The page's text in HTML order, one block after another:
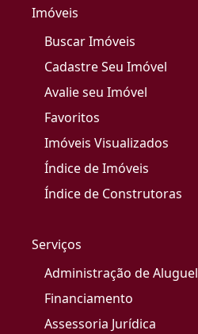
Imóveis
Buscar Imóveis
Cadastre Seu Imóvel
Avalie seu Imóvel
Favoritos
Imóveis Visualizados
Índice de Imóveis
Índice de Construtoras
Serviços
Administração de Aluguel
Financiamento
Assessoria Jurídica